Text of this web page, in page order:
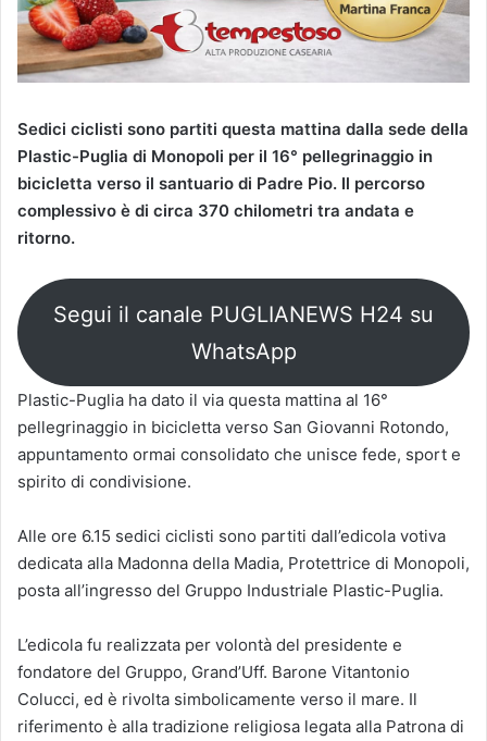
Sedici ciclisti sono partiti questa mattina dalla sede della
Plastic-Puglia di Monopoli per il 16° pellegrinaggio in
bicicletta verso il santuario di Padre Pio. Il percorso
complessivo è di circa 370 chilometri tra andata e
ritorno.
Segui il canale PUGLIANEWS H24 su
WhatsApp
Plastic-Puglia ha dato il via questa mattina al 16°
pellegrinaggio in bicicletta verso San Giovanni Rotondo,
appuntamento ormai consolidato che unisce fede, sport e
spirito di condivisione.
Alle ore 6.15 sedici ciclisti sono partiti dall’edicola votiva
dedicata alla Madonna della Madia, Protettrice di Monopoli,
posta all’ingresso del Gruppo Industriale Plastic-Puglia.
L’edicola fu realizzata per volontà del presidente e
fondatore del Gruppo, Grand’Uff. Barone Vitantonio
Colucci, ed è rivolta simbolicamente verso il mare. Il
riferimento è alla tradizione religiosa legata alla Patrona di